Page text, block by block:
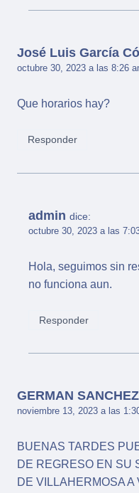
José Luis García
octubre 30, 2023 a las 8:26
Que horarios hay?
Responder
admin dice:
octubre 30, 2023 a las
Hola, seguimos sin
no funciona aun.
Responder
GERMAN SANCHEZ
noviembre 13, 2023 a las
BUENAS TARDES
DE REGRESO EN SU
DE VILLAHERMOSA